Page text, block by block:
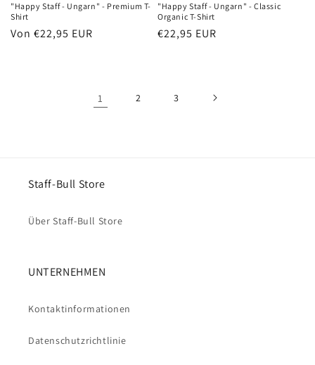
"Happy Staff - Ungarn" - Premium T-
Shirt
Normaler
Von €22,95 EUR
"Happy Staff - Ungarn" - Classic
Organic T-Shirt
Normaler
€22,95 EUR
1 2 3
Staff-Bull Store
Über Staff-Bull Store
UNTERNEHMEN
Kontaktinformationen
Datenschutzrichtlinie